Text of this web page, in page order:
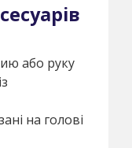
або руку
на голові